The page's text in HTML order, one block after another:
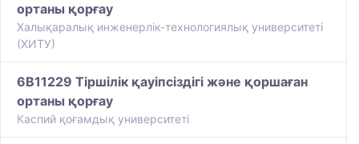
ортаны қорғау
Халықаралық инженерлік-технологиялық университеті
(ХИТУ)
6B11229 Тіршілік қауіпсіздігі және қоршаған
ортаны қорғау
Каспий қоғамдық университеті